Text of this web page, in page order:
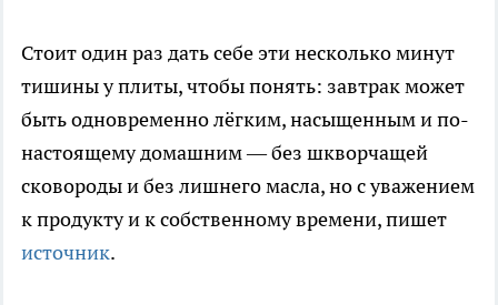
Стоит один раз дать себе эти несколько минут
тишины у плиты, чтобы понять: завтрак может
быть одновременно лёгким, насыщенным и по-
настоящему домашним — без шкворчащей
сковороды и без лишнего масла, но с уважением
к продукту и к собственному времени, пишет
источник.